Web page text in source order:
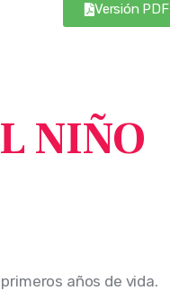
Versión PDF
NIÑO
años de vida.